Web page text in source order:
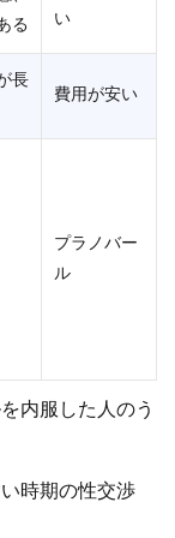
る
い
長
費用が安い
プラノバー
ル
内服した人のう
時期の性交渉